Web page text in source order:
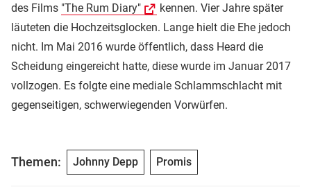
des Films "The Rum Diary"
kennen. Vier Jahre später
läuteten die Hochzeitsglocken. Lange hielt die Ehe jedoch
nicht. Im Mai 2016 wurde öffentlich, dass Heard die
Scheidung eingereicht hatte, diese wurde im Januar 2017
vollzogen. Es folgte eine mediale Schlammschlacht mit
gegenseitigen, schwerwiegenden Vorwürfen.
Themen: Johnny Depp Promis